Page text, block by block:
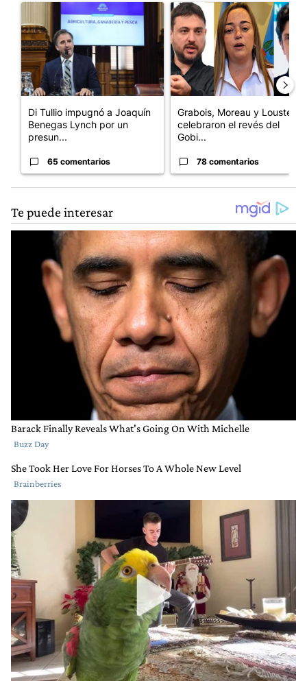
Un artículo de tendencia con el título "Di Tullio impugnó a
Di Tullio impugnó a Joaquín
Benegas Lynch por un
presun...
65 comentarios
Un artículo de tendencia con
Grabois, Moreau y Lousteau
celebraron el revés del
Gobi...
78 comentarios